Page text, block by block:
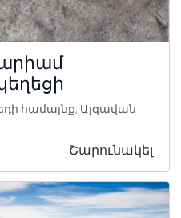
համայնք, Այգավան
Շարունակել